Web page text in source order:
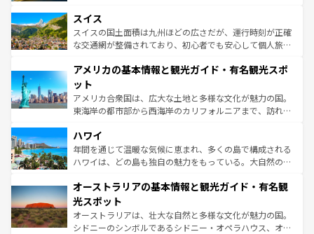
を参照してほしい。
は、お酒好きな人にはぜひ体験してほしい。 なお、新着の
ドイツ情報はコンテンツ一覧を参照してほしい。
リアごとに異なる魅力がある。また、優雅なアフタヌーン
ティー、ビール好きにはたまらない英国パブ、サッカー観
戦など、本場だからこそできる体験も豊富。イギリスを旅
ンツ一覧を参照してほしい。
スイス
スイスの国土面積は九州ほどの広さだが、運行時刻が正確
な交通網が整備されており、初心者でも安心して個人旅行
の建物がそのまま残る町や、スイスならではのユニークな
博物館もあり、アルプス観光だけでなく町歩きも満喫する
ことができる。国民の所得が高いため物価も高いが、旅行
者向けの交通パス提供のサービスもあり、うまく活用すれ
着のスイス情報は
アメリカの基本情報と観光ガイド・有名観光スポ
ット
アメリカ合衆国は、広大な土地と多様な文化が魅力の国。
東海岸の都市部から西海岸のカリフォルニアまで、訪れる
のような巨大都市は、観光、ショッピング、エンターテイ
ンメントが詰まった刺激的なスポットだ。一方、アメリカ
西部には大自然が広がり、グランドキャニオンやイエロー
部のニューオーリンズでは、音楽と美食が融合した独特の
文化が魅力。旅行者はアメリカの各地域で異なる魅力を楽
しみながら、その多様性と豊かな歴史を感じることができ
るだろう。車でのロードトリップや列車の旅も、アメリカ
ハワイ
年間を通じて温暖な気候に恵まれ、多くの島で構成される
ハワイは、どの島も独自の魅力をもっている。大自然の神
ワイ島は見逃せない。また、定番の観光地といえばオアフ
島だが、静かな自然を求めるならマウイ島やカウアイ島が
おすすめ。エメラルドグリーンに輝く海をはじめ、豊かな
文化や歴史が息づいている。「アロハスピリット」と呼ば
オーストラリアの基本情報と観光ガイド・有名観
光スポット
オーストラリアは、壮大な自然と多様な文化が魅力の国。
シドニーのシンボルであるシドニー・オペラハウス、オー